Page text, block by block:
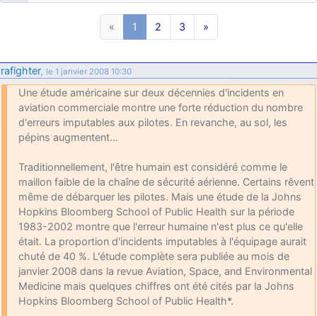
: Je me rattraperai à la Ferté samedi
: Malheureusement nonun peu trop loin pour moi !
fox_50: Bonjour, certains parmis vous étaient-ils présent au
meeting de Lann Bihoué de 2026 ?
cachée dans les pins: Coucou et excellente année 2026 à tous et
au site!
jericho : Bonne année et tous mes meilleurs voeux à tous pour
2026 !
little boy: je vous souhaite un bon réveillon pour cette nouvelle
année!
jericho: Merci D9pouces, à mon tour de souhaiter un Joyeux Noël
et de bonnes fêtes de fin d'année.
d9pouces: Joyeux Noël à tous !
d9pouces: mais tu peux tenter l'un des rares lycées militaires
comme le Prytanée dans la Sarthe, ça ne peut pas faire de mal !
d9pouces
: C'est plutôt après le lycée, voire après une prépa
scientifique, tu as donc encore un peu de temps devant toi
« 1 2 3 »
rafighter, le 1 janvier 2008 10:30
Une étude américaine sur deux décennies d'incidents en
aviation commerciale montre une forte réduction du nombre
d'erreurs imputables aux pilotes. En revanche, au sol, les
pépins augmentent…
Traditionnellement, l'être humain est considéré comme le
maillon faible de la chaîne de sécurité aérienne. Certains rêvent
même de débarquer les pilotes. Mais une étude de la Johns
Hopkins Bloomberg School of Public Health sur la période
1983-2002 montre que l'erreur humaine n'est plus ce qu'elle
était. La proportion d'incidents imputables à l'équipage aurait
chuté de 40 %. L'étude complète sera publiée au mois de
janvier 2008 dans la revue Aviation, Space, and Environmental
Medicine mais quelques chiffres ont été cités par la Johns
Hopkins Bloomberg School of Public Health*.